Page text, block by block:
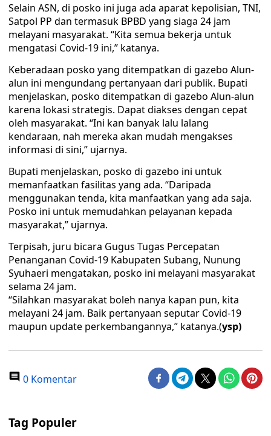
Selain ASN, di posko ini juga ada aparat kepolisian, TNI,
Satpol PP dan termasuk BPBD yang siaga 24 jam
melayani masyarakat. “Kita semua bekerja untuk
mengatasi Covid-19 ini,” katanya.
Keberadaan posko yang ditempatkan di gazebo Alun-
alun ini mengundang pertanyaan dari publik. Bupati
menjelaskan, posko ditempatkan di gazebo Alun-alun
karena lokasi strategis. Dapat diakses dengan cepat
oleh masyarakat. “Ini kan banyak lalu lalang
kendaraan, nah mereka akan mudah mengakses
informasi di sini,” ujarnya.
Bupati menjelaskan, posko di gazebo ini untuk
memanfaatkan fasilitas yang ada. “Daripada
menggunakan tenda, kita manfaatkan yang ada saja.
Posko ini untuk memudahkan pelayanan kepada
masyarakat,” ujarnya.
Terpisah, juru bicara Gugus Tugas Percepatan
Penanganan Covid-19 Kabupaten Subang, Nunung
Syuhaeri mengatakan, posko ini melayani masyarakat
selama 24 jam.
“Silahkan masyarakat boleh nanya kapan pun, kita
melayani 24 jam. Baik pertanyaan seputar Covid-19
maupun update perkembangannya,” katanya.(ysp)
0 Komentar
Tag Populer